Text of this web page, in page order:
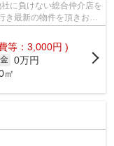
に負けない総合仲介店を
き最新の物件を頂きお客
等：3,000円 )
0万円
㎡